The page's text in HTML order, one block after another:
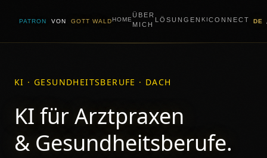
PATRON VON GOTT WALDHOME
ÜBER
MICH
LÖSUNGEN KICONNECT DE
KI · GESUNDHEITSBERUFE · DACH
KI für Arztpraxen
& Gesundheitsberufe.